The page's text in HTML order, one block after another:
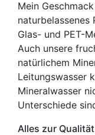
Mein
Glas- und PET-
Auch unsere
natürlichem
Leitungswasser
Mineralwasser
Unterschiede
Alles zur